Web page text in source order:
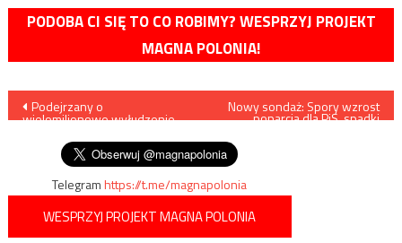
PODOBA CI SIĘ TO CO ROBIMY? WESPRZYJ PROJEKT
MAGNA POLONIA!
Nawigacja
wpisu
Podejrzany o
wielomilionowe wyłudzenie
Nowy sondaż: Spory wzrost
poparcia dla PiS, spadki
Telegramhttps://t.me/magnapolonia
WESPRZYJ PROJEKT MAGNA POLONIA